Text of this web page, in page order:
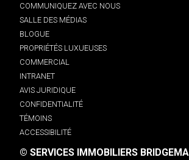
COMMUNIQUEZ AVEC NOUS
SALLE DES MÉDIAS
BLOGUE
PROPRIÉTÉS LUXUEUSES
COMMERCIAL
INTRANET
AVIS JURIDIQUE
CONFIDENTIALITÉ
TÉMOINS
ACCESSIBILITÉ
© SERVICES IMMOBILIERS